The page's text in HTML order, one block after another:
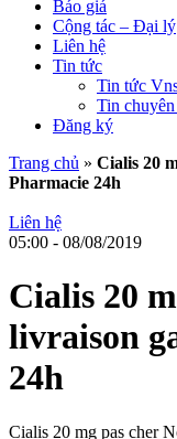
Báo giá
Cộng tác – Đại lý
Liên hệ
Tin tức
Tin tức
Tin
Đăng ký
Trang chủ » Cialis 20
Pharmacie 24h
Liên hệ
05:00 - 08/08/2019
Cialis 20
livraison
24h
Cialis 20 mg pas cher